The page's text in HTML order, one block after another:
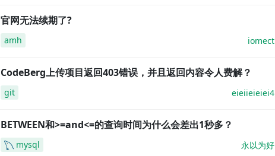
官网无法续期了?
amh iomect
CodeBerg上传项目返回403错误，并且返回内容令人费解？
git eieiieieiei4
BETWEEN和>=and<=的查询时间为什么会差出1秒多？
mysql 永以为好